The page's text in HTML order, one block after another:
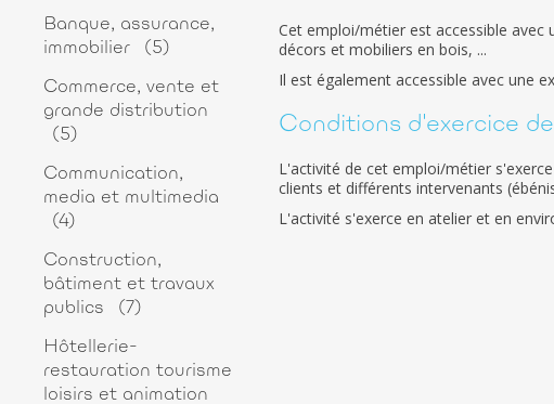
Cet emploi/métier est accessible avec
décors et mobiliers en bois, ...
Il est également accessible avec une
Conditions d'exercice
L'activité de cet emploi/métier
clients et différents intervenants
L'activité s'exerce en atelier et en
Banque, assurance,
immobilier
(5)
Commerce, vente et
grande distribution
(5)
Communication,
media et multimedia
(4)
Construction,
bâtiment et travaux
publics
(7)
Hôtellerie-
restauration tourisme
loisirs et animation